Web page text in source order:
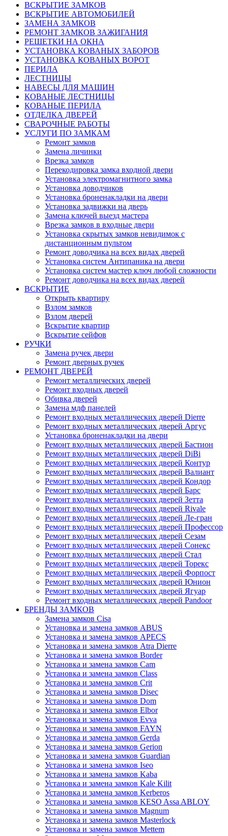
ВСКРЫТИЕ ЗАМКОВ
ВСКРЫТИЕ АВТОМОБИЛЕЙ
ЗАМЕНА ЗАМКОВ
РЕМОНТ ЗАМКОВ ЗАЖИГАНИЯ
РЕШЕТКИ НА ОКНА
УСТАНОВКА КОВАНЫХ ЗАБОРОВ
УСТАНОВКА КОВАНЫХ ВОРОТ
ПЕРИЛА
ЛЕСТНИЦЫ
НАВЕСЫ ДЛЯ МАШИН
КОВАНЫЕ ЛЕСТНИЦЫ
КОВАНЫЕ ПЕРИЛА
ОТДЕЛКА ДВЕРЕЙ
СВАРОЧНЫЕ РАБОТЫ
УСЛУГИ ПО ЗАМКАМ
Ремонт замков
Замена личинки
Врезка замков
Перекодировка замка входной двери
Установка электромагнитного замка
Установка доводчиков
Установка броненакладки на двери
Установка задвижки на дверь
Замена ключей выезд мастера
Врезка замков в входные двери
Установка скрытых замков невидимок с
дистанционным пультом
Ремонт доводчика на всех видах дверей
Установка систем Антипаника на двери
Установка систем мастер ключ любой сложности
Ремонт доводчика на всех видах дверей
ВСКРЫТИЕ
Открыть квартиру
Взлом замков
Взлом дверей
Вскрытие квартир
Вскрытие сейфов
РУЧКИ
Замена ручек двери
Ремонт дверных ручек
РЕМОНТ ДВЕРЕЙ
Ремонт металлических дверей
Ремонт входных дверей
Обивка дверей
Замена мдф панелей
Ремонт входных металлических дверей Dierre
Ремонт входных металлических дверей Аргус
Установка броненакладки на двери
Ремонт входных металлических дверей Бастион
Ремонт входных металлических дверей DiBi
Ремонт входных металлических дверей Контур
Ремонт входных металлических дверей Валиант
Ремонт входных металлических дверей Кондор
Ремонт входных металлических дверей Барс
Ремонт входных металлических дверей Зетта
Ремонт входных металлических дверей Rivale
Ремонт входных металлических дверей Ле-гран
Ремонт входных металлических дверей Профессор
Ремонт входных металлических дверей Сезам
Ремонт входных металлических дверей Сонекс
Ремонт входных металлических дверей Стал
Ремонт входных металлических дверей Торекс
Ремонт входных металлических дверей Форпост
Ремонт входных металлических дверей Юнион
Ремонт входных металлических дверей Ягуар
Ремонт входных металлических дверей Pandoor
БРЕНДЫ ЗАМКОВ
Замена замков Cisa
Установка и замена замков ABUS
Установка и замена замков APECS
Установка и замена замков Atra Dierre
Установка и замена замков Border
Установка и замена замков Cam
Установка и замена замков Class
Установка и замена замков Crit
Установка и замена замков Disec
Установка и замена замков Dom
Установка и замена замков Elbor
Установка и замена замков Evva
Установка и замена замков FAYN
Установка и замена замков Gerda
Установка и замена замков Gerion
Установка и замена замков Guardian
Установка и замена замков Iseo
Установка и замена замков Kaba
Установка и замена замков Kale Kilit
Установка и замена замков Kerberos
Установка и замена замков KESO Assa ABLOY
Установка и замена замков Magnum
Установка и замена замков Masterlock
Установка и замена замков Mettem